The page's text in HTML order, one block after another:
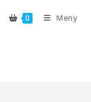
0 Meny